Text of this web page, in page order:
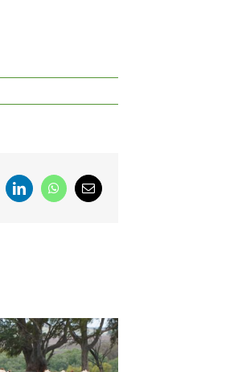
LinkedInWhatsAppCorreo
electrónico